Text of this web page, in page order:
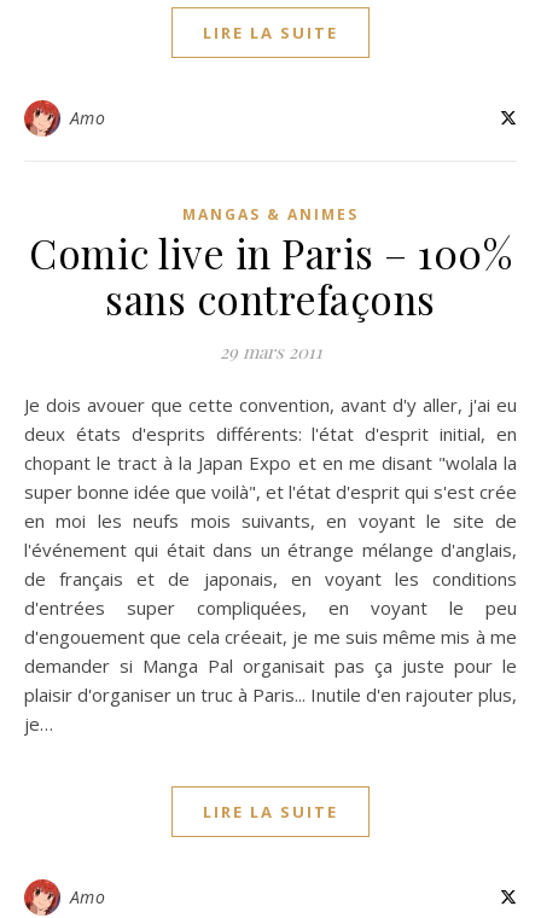
LIRE LA SUITE
Amo
MANGAS & ANIMES
Comic live in Paris – 100%
sans contrefaçons
29 mars 2011
Je dois avouer que cette convention, avant d'y aller, j'ai eu
deux états d'esprits différents: l'état d'esprit initial, en
chopant le tract à la Japan Expo et en me disant "wolala la
super bonne idée que voilà", et l'état d'esprit qui s'est crée
en moi les neufs mois suivants, en voyant le site de
l'événement qui était dans un étrange mélange d'anglais,
de français et de japonais, en voyant les conditions
d'entrées super compliquées, en voyant le peu
d'engouement que cela créeait, je me suis même mis à me
demander si Manga Pal organisait pas ça juste pour le
plaisir d'organiser un truc à Paris... Inutile d'en rajouter plus,
je…
LIRE LA SUITE
Amo